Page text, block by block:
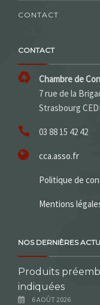
CONTACT
CONTACT
Chambre de
7 rue de la
Strasbourg
03 88 15 42 42
cca.asso.fr
Politique de
Mentions
NOS DERNIÈRES
Produits
indiquées
6 AOÛT 2026